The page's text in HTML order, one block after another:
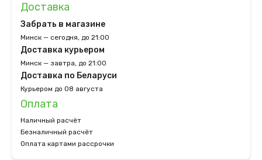
Доставка
Забрать в магазине
Минск — сегодня, до 21:00
Доставка курьером
Минск — завтра, до 21:00
Доставка по Беларуси
Курьером до 08 августа
Оплата
Наличный расчёт
Безналичный расчёт
Оплата картами рассрочки